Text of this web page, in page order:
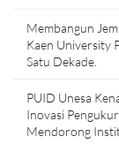
Membangun
Kaen University
Satu Dekade.
PUID Unesa
Inovasi
Mendorong